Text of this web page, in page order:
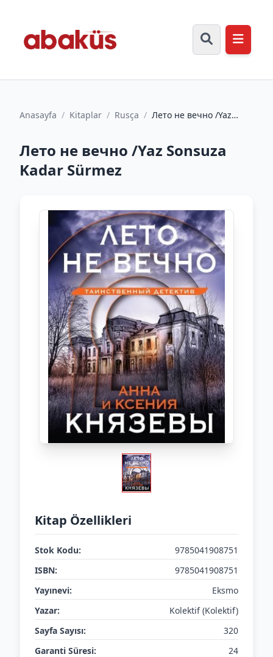
Anasayfa / Kitaplar / Rusça / Лето не вечно /Yaz
Лето не вечно /Yaz Sonsuza
Kadar Sürmez
Kitap Özellikleri
Stok Kodu:
9785041908751
ISBN:
9785041908751
Yayınevi:
Eksmo
Yazar:
Kolektif (Kolektif)
Sayfa Sayısı:
320
Garanti Süresi:
24